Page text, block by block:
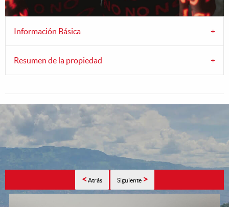
Información Básica
Resumen de la propiedad
< Atrás Siguiente >